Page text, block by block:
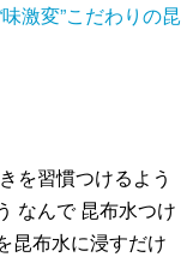
激変”こだわりの昆
を習慣つけるよう
なんで 昆布水つけ
昆布水に浸すだけ